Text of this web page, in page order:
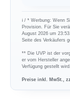
ℹ︎ / * Werbung: Wenn
Provision. Für Sie
August 2026 um
Seite des Verkäufers
** Die UVP ist der
er vom Hersteller
Verfügung gestellt wird.
Preise inkl. MwSt.,